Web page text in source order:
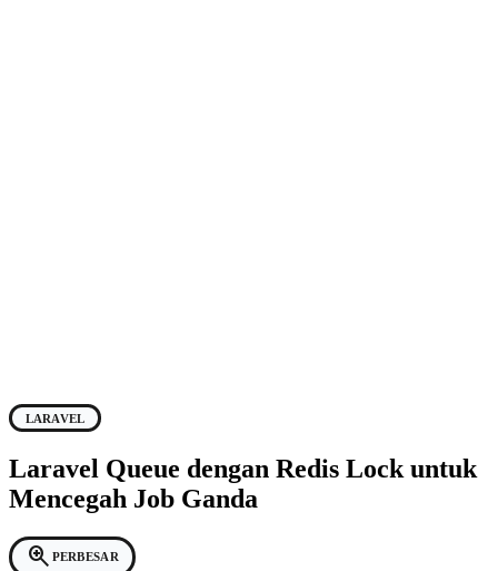
LARAVEL
Laravel Queue dengan Redis Lock untuk
Mencegah Job Ganda
zoom_in PERBESAR